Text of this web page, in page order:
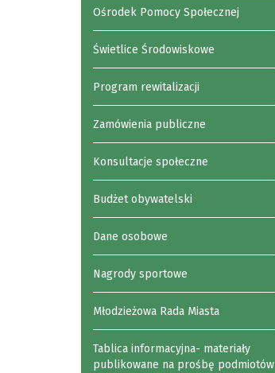
Ośrodek Pomocy Społecznej
Świetlice Środowiskowe
Program rewitalizacji
Zamówienia publiczne
Konsultacje społeczne
Budżet obywatelski
Dane osobowe
Nagrody sportowe
Młodzieżowa Rada Miasta
Tablica informacyjna- materiały
publikowane na prośbę podmiotów